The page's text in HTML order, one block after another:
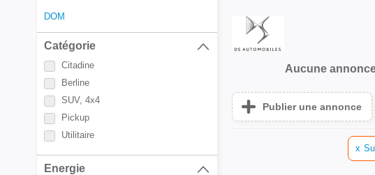
DOM
Catégorie
Citadine
Berline
SUV, 4x4
Pickup
Utilitaire
Energie
Aucune
Publier une annonce
x